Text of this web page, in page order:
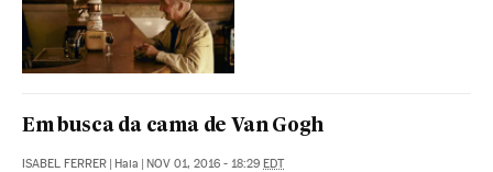
Em busca da cama de Van Gogh
ISABEL FERRER | Haia | NOV 01, 2016 - 18:29 EDT